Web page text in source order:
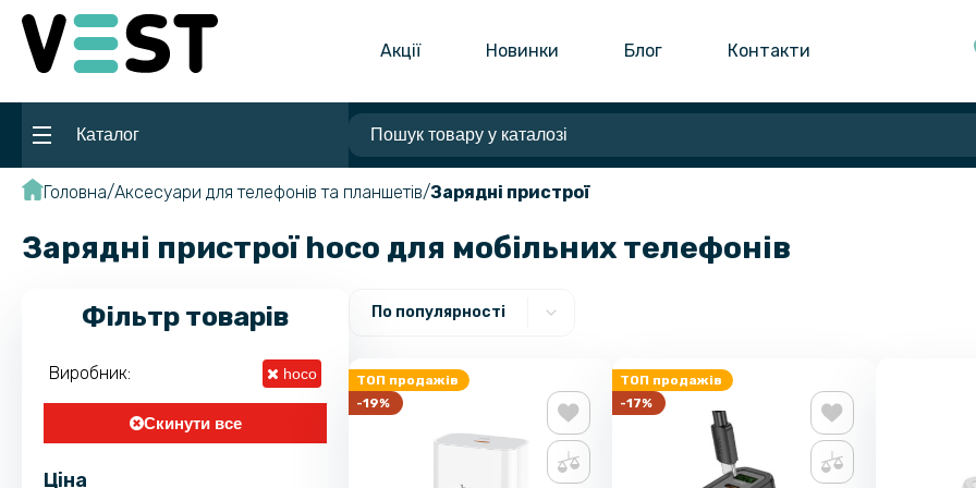
Акції Новинки Блог Контакти
Каталог
Головна Аксесуари для телефонів та планшетів Зарядні пристрої
Зарядні пристрої hoco для мобільних телефонів
Фільтр товарів
Виробник: hoco
Скинути все
Ціна
По популярності
ТОП продажів
-19%
ТОП продажів
-17%